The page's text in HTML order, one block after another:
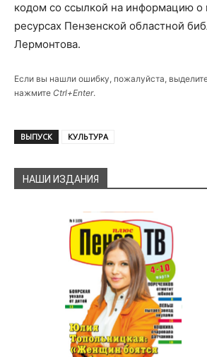
кодом со ссылкой на информацию о
ресурсах Пензенской областной
Лермонтова.
Если вы нашли ошибку, пожалуйста,
нажмите Ctrl+Enter.
ВЫПУСК КУЛЬТУРА
НАШИ ИЗДАНИЯ